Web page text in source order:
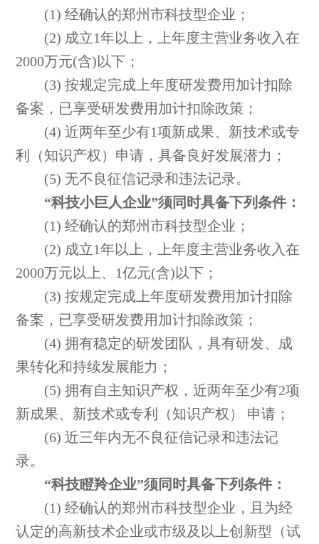
(1) 经确认的郑州市科技型企业；
(2) 成立1年以上，上年度主营业务收入在
2000万元(含)以下；
(3) 按规定完成上年度研发费用加计扣除
备案，已享受研发费用加计扣除政策；
(4) 近两年至少有1项新成果、新技术或专
利（知识产权）申请，具备良好发展潜力；
(5) 无不良征信记录和违法记录。
“科技小巨人企业”须同时具备下列条件：
(1) 经确认的郑州市科技型企业；
(2) 成立1年以上，上年度主营业务收入在
2000万元以上、1亿元(含)以下；
(3) 按规定完成上年度研发费用加计扣除
备案，已享受研发费用加计扣除政策；
(4) 拥有稳定的研发团队，具有研发、成
果转化和持续发展能力；
(5) 拥有自主知识产权，近两年至少有2项
新成果、新技术或专利（知识产权） 申请；
(6) 近三年内无不良征信记录和违法记
录。
“科技瞪羚企业”须同时具备下列条件：
(1) 经确认的郑州市科技型企业，且为经
认定的高新技术企业或市级及以上创新型（试